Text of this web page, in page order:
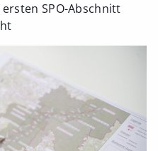
SPO-Abschnitt